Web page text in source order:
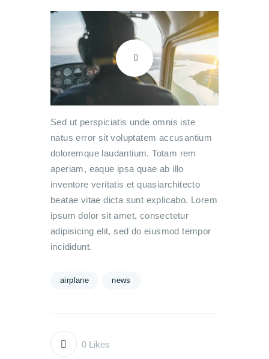
Sed ut perspiciatis unde omnis iste
natus error sit voluptatem accusantium
doloremque laudantium. Totam rem
aperiam, eaque ipsa quae ab illo
inventore veritatis et quasiarchitecto
beatae vitae dicta sunt explicabo. Lorem
ipsum dolor sit amet, consectetur
adipisicing elit, sed do eiusmod tempor
incididunt.
airplane news
0 Likes